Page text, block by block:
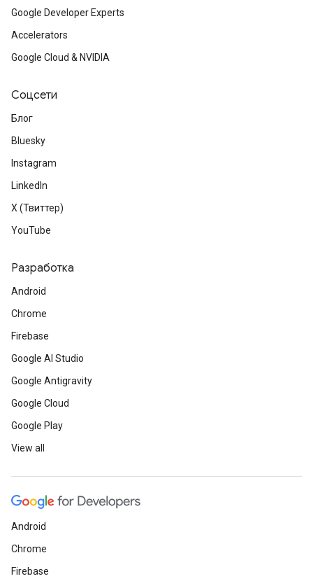
Google Developer Experts
Accelerators
Google Cloud & NVIDIA
Соцсети
Блог
Bluesky
Instagram
LinkedIn
X (Твиттер)
YouTube
Разработка
Android
Chrome
Firebase
Google AI Studio
Google Antigravity
Google Cloud
Google Play
View all
Android
Chrome
Firebase